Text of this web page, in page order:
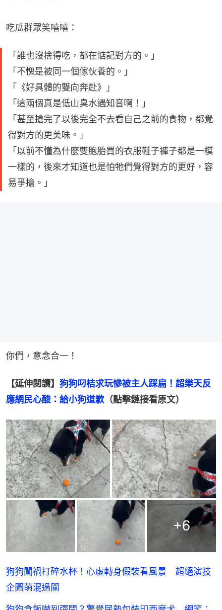
吃瓜群眾笑嘻嘻：
「誰也沒捨得吃，都在惦記對方的。」
「不愧是被同一個傢伙養的。」
「《好具體的雙向奔赴》」
「這兩個真是低山臭水遇知音啊！」
「甚至搶完了以後完全不去看自己之前的食物，都覺
得對方的更美味。」
「以前不懂為什麼雙胞胎買的衣服鞋子褲子都是一模
一樣的，後來才知道也是怕牠們覺得對方的更好，容
易爭搶。」
你們，意念合一！
【延伸閲讀】 狗狗叼桔求玩慘被主人踩扁！超樂天反
應網民心酸：給小狗道歉 （點擊鏈接看原文）
+6
狗狗闖禍打碎水杯！心虛轉身假裝看風景 超絕演技
企圖萌混過關